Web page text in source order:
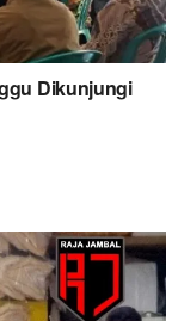
Dikunjungi